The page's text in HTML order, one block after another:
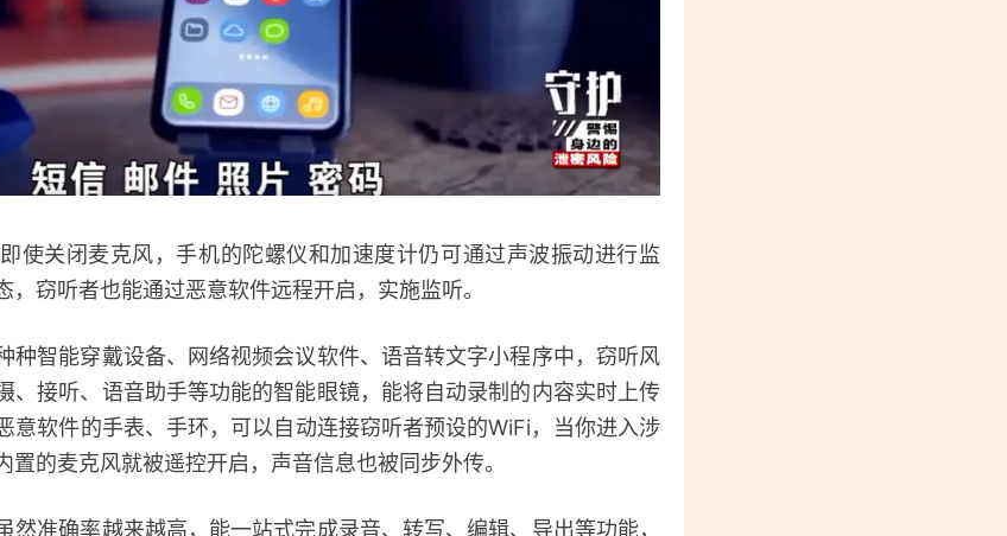
关闭麦克风，手机的陀螺仪和加速度计仍可通过声波振动进行监
，窃听者也能通过恶意软件远程开启，实施监听。
智能穿戴设备、网络视频会议软件、语音转文字小程序中，窃听风
、接听、语音助手等功能的智能眼镜，能将自动录制的内容实时上传
意软件的手表、手环，可以自动连接窃听者预设的WiFi，当你进入涉
置的麦克风就被遥控开启，声音信息也被同步外传。
准确率越来越高，能一站式完成录音、转写、编辑、导出等功能，